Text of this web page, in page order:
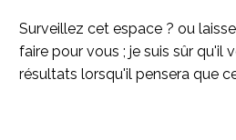
Surveillez cet espace ? ou
faire pour vous ; je suis sûr qu'il
résultats lorsqu'il pensera que